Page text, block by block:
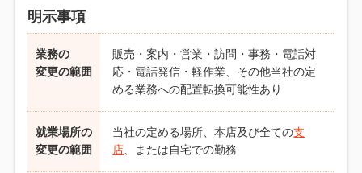
明示事項
業務の
変更の範囲
販売・案内・営業・訪問・事務・電話対
応・電話発信・軽作業、その他当社の定
める業務への配置転換可能性あり
就業場所の
変更の範囲
当社の定める場所、本店及び全ての支
店、または自宅での勤務